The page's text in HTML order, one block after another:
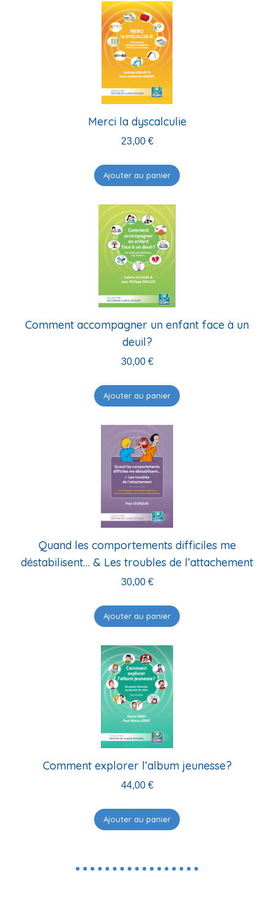
Merci la dyscalculie
23,00 €
Ajouter au panier
Comment accompagner un enfant face à un
deuil?
30,00 €
Ajouter au panier
Quand les comportements difficiles me
déstabilisent… & Les troubles de l’attachement
30,00 €
Ajouter au panier
Comment explorer l’album jeunesse?
44,00 €
Ajouter au panier